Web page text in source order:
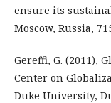
ensure its
Moscow, Russia,
Gereffi, G. (2011),
Center on
Duke University,